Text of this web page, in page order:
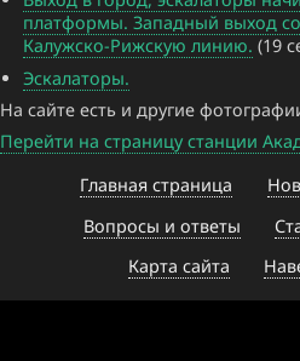
платформы. Западный выход
Калужско-Рижскую линию. (19
Эскалаторы.
На сайте есть и другие
Перейти на страницу станции
Главная страница
Вопросы и ответы
Карта сайта